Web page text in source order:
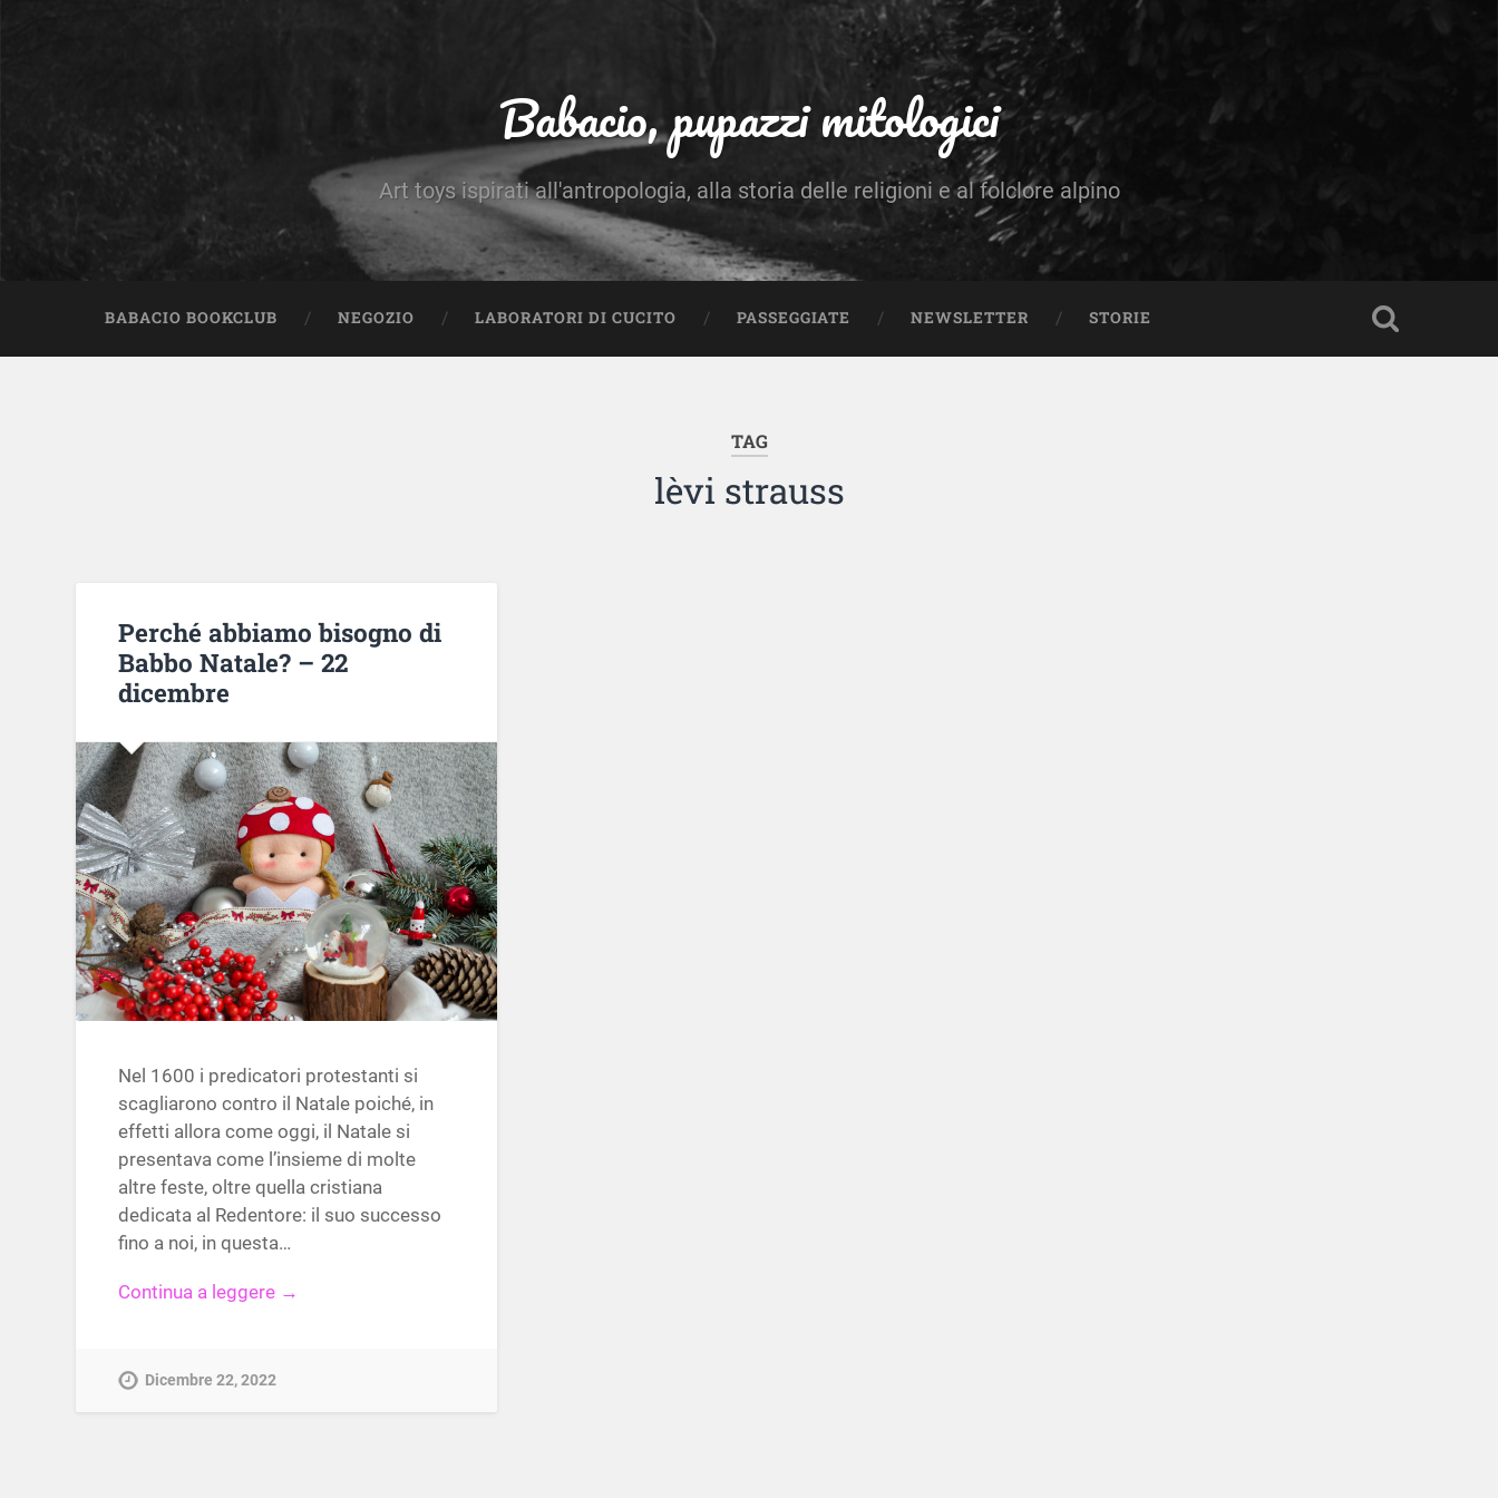
Babacio, pupazzi mitologici
Art toys ispirati all'antropologia, alla storia delle religioni e al folclore alpino
BABACIO BOOKCLUB NEGOZIO LABORATORI DI CUCITO PASSEGGIATE NEWSLETTER STORIE
TAG
lèvi strauss
Perché abbiamo bisogno di
Babbo Natale? – 22
dicembre
Nel 1600 i predicatori protestanti si
scagliarono contro il Natale poiché, in
effetti allora come oggi, il Natale si
presentava come l’insieme di molte
altre feste, oltre quella cristiana
dedicata al Redentore: il suo successo
fino a noi, in questa…
Continua a leggere →
Dicembre 22, 2022